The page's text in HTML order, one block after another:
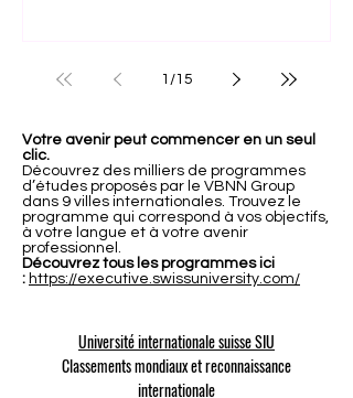
1 /15
Votre avenir peut commencer en un seul
clic.
Découvrez des milliers de programmes
d’études proposés par le VBNN Group
dans 9 villes internationales. Trouvez le
programme qui correspond à vos objectifs,
à votre langue et à votre avenir
professionnel.
Découvrez tous les programmes ici
: https://executive.swissuniversity.com/
Université internationale suisse SIU
Classements mondiaux et reconnaissance
internationale